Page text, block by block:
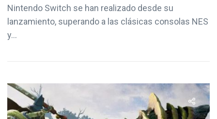
Nintendo Switch se han realizado desde su
lanzamiento, superando a las clásicas consolas NES
y...